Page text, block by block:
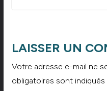
LAISSER UN
Votre adresse e-mail ne
obligatoires sont indiqués